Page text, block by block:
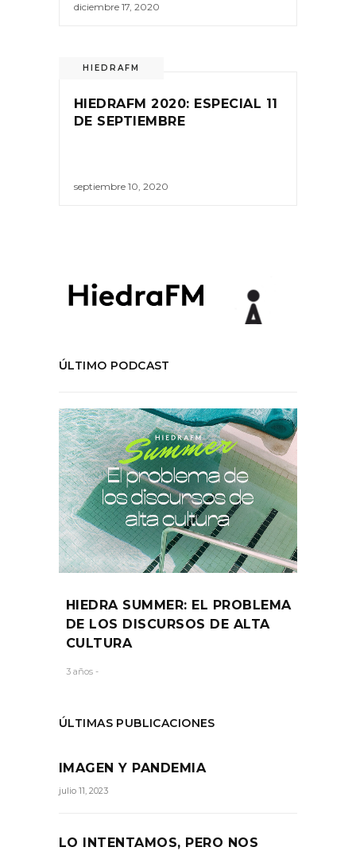
diciembre 17, 2020
HIEDRAFM
HIEDRAFM 2020: ESPECIAL 11
DE SEPTIEMBRE
septiembre 10, 2020
ÚLTIMO PODCAST
HIEDRA SUMMER: EL PROBLEMA
DE LOS DISCURSOS DE ALTA
CULTURA
3 años -
ÚLTIMAS PUBLICACIONES
IMAGEN Y PANDEMIA
julio 11, 2023
LO INTENTAMOS, PERO NOS